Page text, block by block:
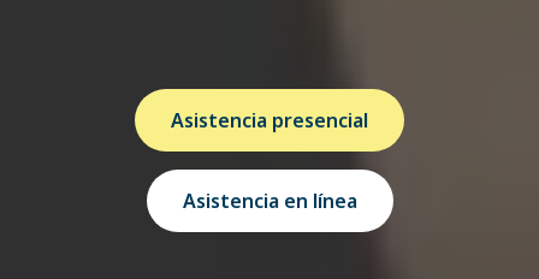
Asistencia presencial
Asistencia en línea